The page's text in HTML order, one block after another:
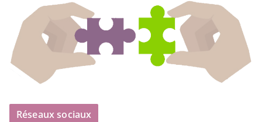
Réseaux sociaux